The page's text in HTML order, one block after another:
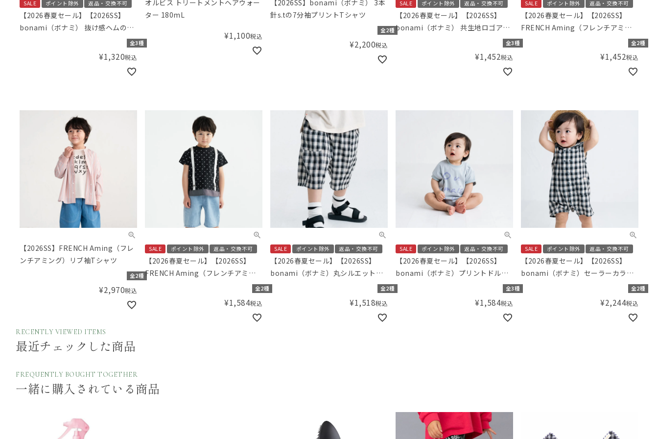
SALE ポイント除外 返品・交換不可
【2026春夏セール】【2026SS】
bonami（ボナミ） 抜け感ヘムのア
全3種
¥1,320税込
オルビス トリートメントヘアウォー
ター 180mL
¥1,100税込
【2026SS】bonami（ボナミ） 3本
針s.tの7分袖プリントTシャツ
全2種
¥2,200税込
SALE ポイント除外 返品・交換不可
【2026春夏セール】【2026SS】
bonami（ボナミ） 共生地ロゴアッ
全3種
¥1,452税込
SALE ポイント除外 返品・交換不可
【2026春夏セール】【2026SS】
FRENCH Aming（フレンチアミン
グ）コード刺繍Tシャツ
全2種
¥1,452税込
【2026SS】FRENCH Aming（フレ
ンチアミング）リブ袖Tシャツ
全2種
¥2,970税込
SALE ポイント除外 返品・交換不可
【2026春夏セール】【2026SS】
FRENCH Aming（フレンチアミン
全2種
¥1,584税込
SALE ポイント除外 返品・交換不可
【2026春夏セール】【2026SS】
bonami（ボナミ）丸シルエットビ
ッグポケット6分丈パンツ
全2種
¥1,518税込
SALE ポイント除外 返品・交換不可
【2026春夏セール】【2026SS】
bonami（ボナミ）プリントドルマ
ンロンパース
全3種
¥1,584税込
SALE ポイント除外 返品・交換不可
【2026春夏セール】【2026SS】
bonami（ボナミ）セーラーカラー
前あきカバーオール
全2種
¥2,244税込
RECENTLY VIEWED ITEMS
最近チェックした商品
FREQUENTLY BOUGHT TOGETHER
一緒に購入されている商品